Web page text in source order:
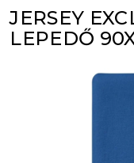
JERSEY
LEPEDŐ